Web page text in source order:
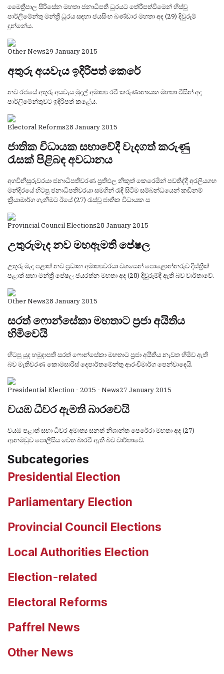
මෛත්‍රීපාල සිරිසේන මහතා ජනාධිපති ධූරයට තේරීපත්වීමෙන් හිස්වූ
පාර්ලිමේන්තු මන්ත්‍රී ධූරය සඳහා ජයසිංහ බණ්ඩාර මහතා අද (29) දිවුරුම්
දුන්නේය.
Other News29 January 2015
අතුරු අයවැය ඉදිරිපත් කෙරේ
නව රජයේ අතුරු අයවැය මුදල් අමාත්‍ය රවී කරුණානායක මහතා විසින් අද
පාර්ලිමේන්තුවට ඉදිරිපත් කළේය.
Electoral Reforms28 January 2015
ජාතික විධායක සභාවේදී වැදගත් කරුණු
රැසක් පිළිබඳ අවධානය
අගවිනිසුරුවරයා ජනාධිපතිවරණ ප්‍රතිඵල නිකුත් කෙරෙමින් පවතිද්දී අරලියගහ
මන්දිරයේ හිටපු ජනාධිපතිවරයා සමගින් රැඳී සිටීම සම්බන්ධයෙන් කඩිනම්
ක්‍රියාමාර්ග ගැනීමට ඊයේ (27) රැස්වූ ජාතික විධායක ස
Provincial Council Elections28 January 2015
උතුරුමැද නව මහඇමති පේෂල
උතුරු මැද පළාත් නව ප්‍රධාන අමාත්‍යවරයා වශයෙන් පොළොන්නරුව දිස්ත්‍රික්
පළාත් සභා මන්ත්‍රී පේෂල ජයරත්න මහතා අද (28) දිවුරුම්දී ඇති බව වාර්තාවේ.
Other News28 January 2015
‍සරත් ෆොන්සේකා මහතාට ප්‍රජා අයිතිය
හිමිවෙයි
හිටපු යුද හමුදාපති සරත් ෆොන්සේකා මහතාට ප්‍රජා අයිතිය නැවත හිමිව ඇති
බව මැතිවරණ කොමසාරිස් දෙපාර්තමේන්තු ආරංචිමාර්ග පෙන්වාදෙයි.
Presidential Election - 2015 - News27 January 2015
වයඹ ධීවර ඇමති බාරවෙයි
වයඹ පළාත් සභා ධීවර අමාත්‍ය සනත් නිශාන්ත පෙරේරා මහතා අද (27)
ආනමඩුව පොලීසිය වෙත බාරවී ඇති බව වාර්තාවේ.
Subcategories
Presidential Election
Parliamentary Election
Provincial Council Elections
Local Authorities Election
Election-related
Electoral Reforms
Paffrel News
Other News